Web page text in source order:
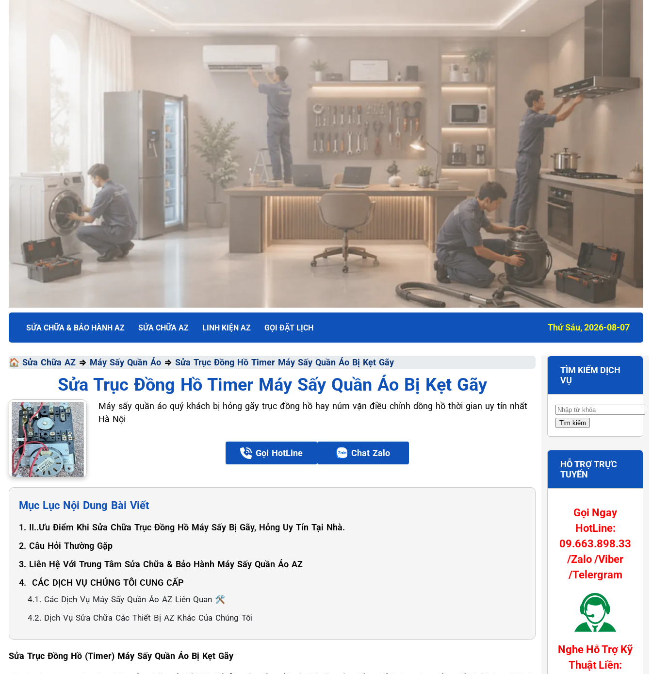
TRUNG TÂM BẢO HÀNH ĐIỆN MÁY VN
SỬA CHỮA & BẢO HÀNH MÁY SẤY
QUẦN ÁO
Chất Lượng Tối Ưu - Giá Thành Tối Thiểu - Dịch Vụ Tối Đa
📞 09.663.898.33
SỬA CHỮA & BẢO HÀNH AZ SỬA CHỮA AZ LINH KIỆN AZ GỌI ĐẶT LỊCH Thứ Sáu, 2026-08-07
🏠 Sửa Chữa AZ ⇒ Máy Sấy Quần Áo ⇒ Sửa Trục Đồng Hồ Timer Máy Sấy Quần Áo Bị Kẹt Gãy
Sửa Trục Đồng Hồ Timer Máy Sấy Quần Áo Bị Kẹt Gãy
Máy sấy quần áo quý khách bị hỏng gãy trục đồng hồ hay núm vặn điều chỉnh dồng hồ thời gian uy tín nhất
Hà Nội
Gọi HotLine Chat Zalo
Mục Lục Nội Dung Bài Viết
1. II..Ưu Điểm Khi Sửa Chữa Trục Đồng Hồ Máy Sấy Bị Gãy, Hỏng Uy Tín Tại Nhà.
2. Câu Hỏi Thường Gặp
3. Liên Hệ Với Trung Tâm Sửa Chữa & Bảo Hành Máy Sấy Quần Áo AZ
4. ️ CÁC DỊCH VỤ CHÚNG TÔI CUNG CẤP
4.1. Các Dịch Vụ Máy Sấy Quần Áo AZ Liên Quan 🛠️
4.2. Dịch Vụ Sửa Chữa Các Thiết Bị AZ Khác Của Chúng Tôi
Sửa Trục Đồng Hồ (Timer) Máy Sấy Quần Áo Bị Kẹt Gãy
TÌM KIẾM DỊCH
VỤ
HỖ TRỢ TRỰC
TUYẾN
Gọi Ngay
HotLine:
09.663.898.33
/Zalo /Viber
/Telergram
Nghe Hỗ Trợ Kỹ
Thuật Liền: